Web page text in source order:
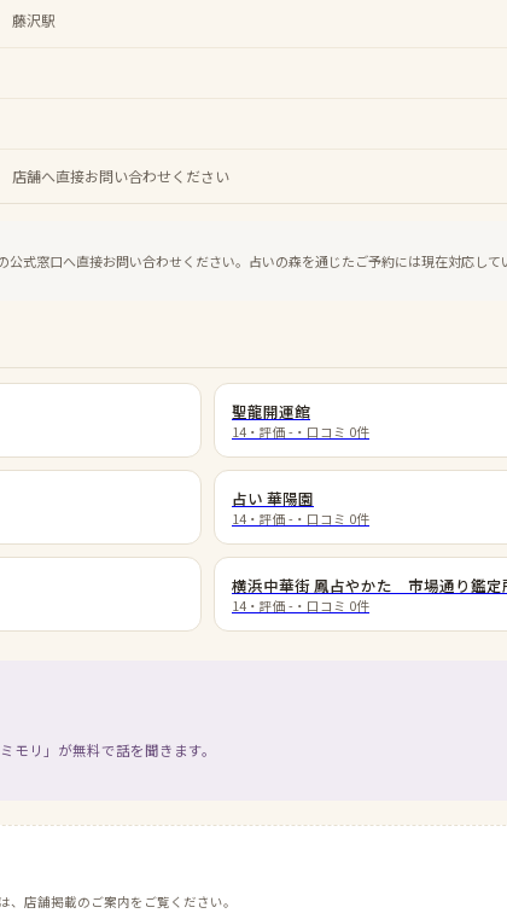
藤沢駅
店舗へ直接お問い合わせください
式窓口へ直接お問い合わせください。占いの森を通じたご予約には現在対応して
聖龍開運館
14 ・評価 - ・口コミ 0件
占い 華陽園
14 ・評価 - ・口コミ 0件
横浜中華街 鳳占やかた 市場通り鑑定
14 ・評価 - ・口コミ 0件
モリ」が無料で話を聞きます。
店舗掲載のご案内をご覧ください。